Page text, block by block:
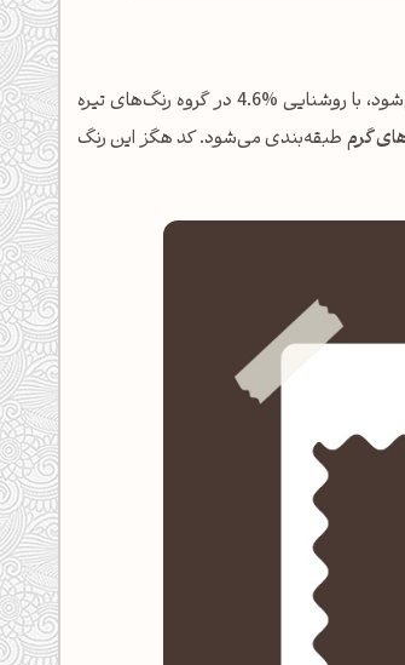
شناخته می‌شود، با روشنایی %4.6 در گروه رنگ‌های تیره
گرمطبقه‌بندی می‌شود. کد هگز این رنگ